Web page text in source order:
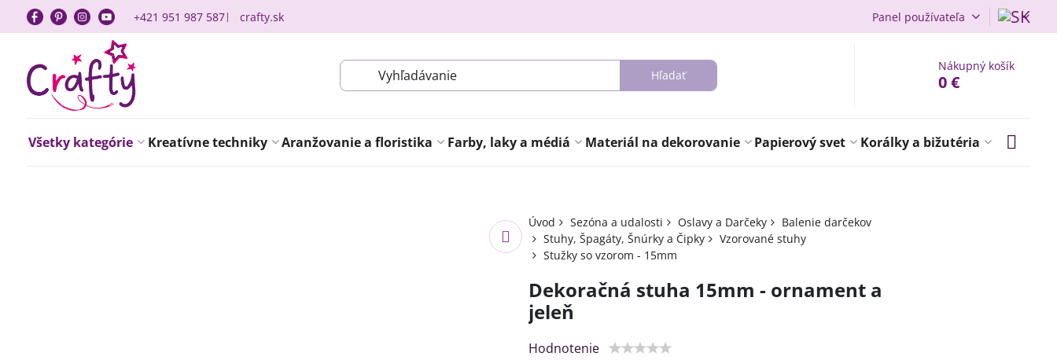
+421 951 987 587 crafty.sk Panel používateľa
Hľadať
Nákupný košík
0 €
Všetky kategórie Kreatívne techniky Aranžovanie a floristika Farby, laky a médiá Materiál na dekorovanie Papierový svet Korálky a bižutéria
Úvod Sezóna a udalosti Oslavy a Darčeky
Balenie darčekov
Stuhy, Špagáty, Šnúrky a Čipky
Vzorované stuhy
Stužky so vzorom - 15mm
Dekoračná stuha 15mm - ornament a
jeleň
Hodnotenie